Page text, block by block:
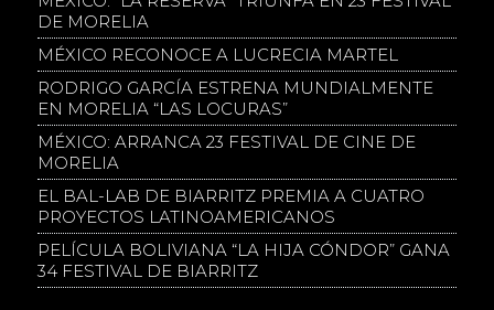
DE MORELIA
MÉXICO RECONOCE A LUCRECIA MARTEL
RODRIGO GARCÍA ESTRENA MUNDIALMENTE
EN MORELIA “LAS LOCURAS”
MÉXICO: ARRANCA 23 FESTIVAL DE CINE DE
MORELIA
EL BAL-LAB DE BIARRITZ PREMIA A CUATRO
PROYECTOS LATINOAMERICANOS
PELÍCULA BOLIVIANA “LA HIJA CÓNDOR” GANA
34 FESTIVAL DE BIARRITZ